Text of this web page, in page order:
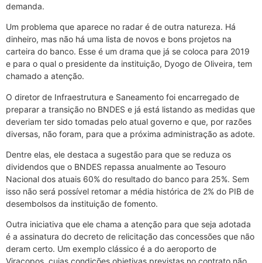
demanda.
Um problema que aparece no radar é de outra natureza. Há
dinheiro, mas não há uma lista de novos e bons projetos na
carteira do banco. Esse é um drama que já se coloca para 2019
e para o qual o presidente da instituição, Dyogo de Oliveira, tem
chamado a atenção.
O diretor de Infraestrutura e Saneamento foi encarregado de
preparar a transição no BNDES e já está listando as medidas que
deveriam ter sido tomadas pelo atual governo e que, por razões
diversas, não foram, para que a próxima administração as adote.
Dentre elas, ele destaca a sugestão para que se reduza os
dividendos que o BNDES repassa anualmente ao Tesouro
Nacional dos atuais 60% do resultado do banco para 25%. Sem
isso não será possível retomar a média histórica de 2% do PIB de
desembolsos da instituição de fomento.
Outra iniciativa que ele chama a atenção para que seja adotada
é a assinatura do decreto de relicitação das concessões que não
deram certo. Um exemplo clássico é a do aeroporto de